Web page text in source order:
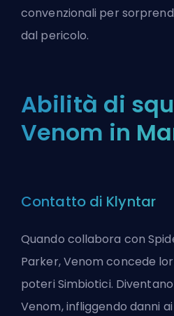
convenzionali per
dal pericolo.
Abilità di
Venom in
Contatto di Klyntar
Quando collabora con
Parker, Venom concede
poteri Simbiotici.
Venom, infliggendo danni